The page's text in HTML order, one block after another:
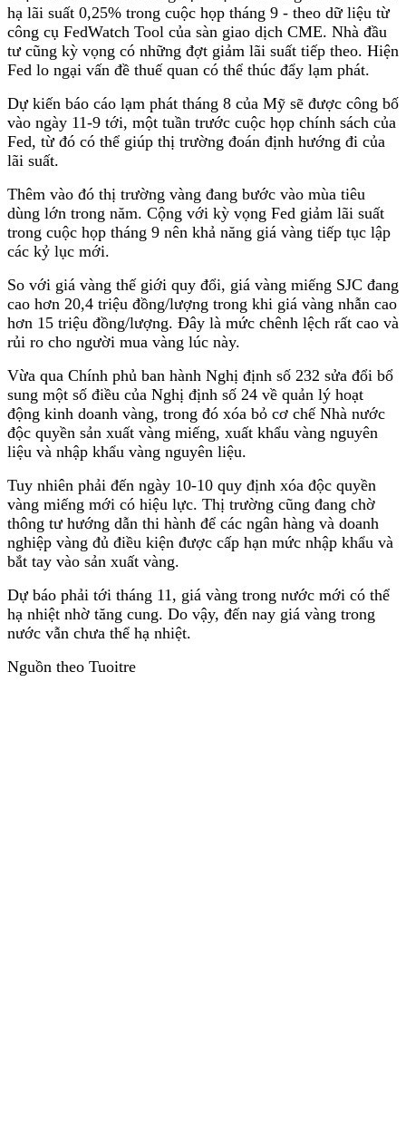
hạ lãi suất 0,25% trong cuộc họp tháng 9 - theo dữ liệu từ
công cụ FedWatch Tool của sàn giao dịch CME. Nhà đầu
tư cũng kỳ vọng có những đợt giảm lãi suất tiếp theo. Hiện
Fed lo ngại vấn đề thuế quan có thể thúc đẩy lạm phát.
Dự kiến báo cáo lạm phát tháng 8 của Mỹ sẽ được công bố
vào ngày 11-9 tới, một tuần trước cuộc họp chính sách của
Fed, từ đó có thể giúp thị trường đoán định hướng đi của
lãi suất.
Thêm vào đó thị trường vàng đang bước vào mùa tiêu
dùng lớn trong năm. Cộng với kỳ vọng Fed giảm lãi suất
trong cuộc họp tháng 9 nên khả năng giá vàng tiếp tục lập
các kỷ lục mới.
So với giá vàng thế giới quy đổi, giá vàng miếng SJC đang
cao hơn 20,4 triệu đồng/lượng trong khi giá vàng nhẫn cao
hơn 15 triệu đồng/lượng. Đây là mức chênh lệch rất cao và
rủi ro cho người mua vàng lúc này.
Vừa qua Chính phủ ban hành Nghị định số 232 sửa đổi bổ
sung một số điều của Nghị định số 24 về quản lý hoạt
động kinh doanh vàng, trong đó xóa bỏ cơ chế Nhà nước
độc quyền sản xuất vàng miếng, xuất khẩu vàng nguyên
liệu và nhập khẩu vàng nguyên liệu.
Tuy nhiên phải đến ngày 10-10 quy định xóa độc quyền
vàng miếng mới có hiệu lực. Thị trường cũng đang chờ
thông tư hướng dẫn thi hành để các ngân hàng và doanh
nghiệp vàng đủ điều kiện được cấp hạn mức nhập khẩu và
bắt tay vào sản xuất vàng.
Dự báo phải tới tháng 11, giá vàng trong nước mới có thể
hạ nhiệt nhờ tăng cung. Do vậy, đến nay giá vàng trong
nước vẫn chưa thể hạ nhiệt.
Nguồn theo Tuoitre